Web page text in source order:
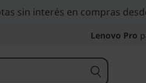
sin interés en compras
Lenovo Pro